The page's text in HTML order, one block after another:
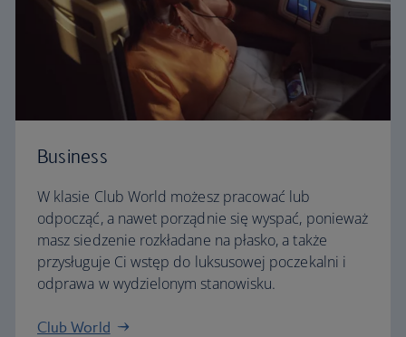
Business
W klasie Club World możesz pracować lub
odpocząć, a nawet porządnie się wyspać, ponieważ
masz siedzenie rozkładane na płasko, a także
przysługuje Ci wstęp do luksusowej poczekalni i
odprawa w wydzielonym stanowisku.
Club World